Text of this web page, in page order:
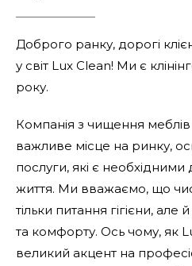
Доброго ранку, дорогі
у світ Lux Clean! Ми є
року.
Компанія з чищення
важливе місце на ринку,
послуги, які є
життя. Ми вважаємо, що
тільки питання гігієни, але
та комфорту. Ось чому, як
великий акцент на